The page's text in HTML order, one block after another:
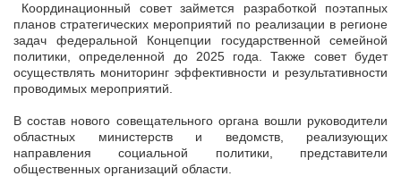
Координационный совет займется
разработкой поэтапных
планов стратегических мероприятий по реализации в регионе
задач федеральной Концепции государственной семейной
политики, определенной до 2025 года. Также совет будет
осуществлять мониторинг эффективности и результативности
проводимых мероприятий.
В состав нового совещательного органа вошли руководители
областных министерств и ведомств, реализующих
направления социальной политики, представители
общественных организаций области.